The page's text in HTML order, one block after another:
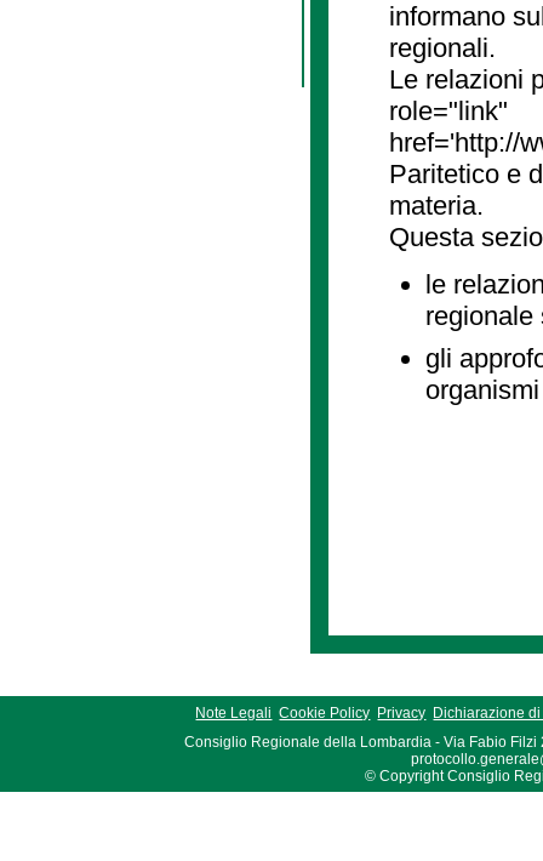
informano
regionali.
Le relazioni
role="link"
href='http://
Paritetico e
materia.
Questa
le
regionale
gli
Note Legali Cookie Policy Privacy Dichiarazione
Consiglio Regionale della Lombardia - Via Fabio Filzi
© Copyright Consiglio